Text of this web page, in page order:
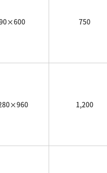
750
1,200